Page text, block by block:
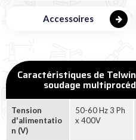
Accessoires
Caractéristiques de
soudage
Tension
d'alimentatio
n (V)
50-60 Hz 3 Ph
x 400V